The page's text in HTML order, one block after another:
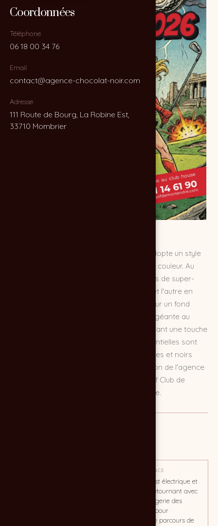
Coordonnées
Téléphone
06 18 00 34 76
Email
contact@agence-chocolat-noir.com
Adresse
111 Route de Bourg, La Robine Est,
33710 Mombrier
Coordonnées
Téléphone
06 18 00 34 76
Email
contact@agence-chocolat-noir.com
Adresse
111 Route de Bourg, La Robine Est,
33710 Mombrier
Cette affiche pour la coupe du club 2026 adopte un style
Comic Book vintage dynamique et haut en couleur. Au
premier plan, un duo de golfeurs aux allures de super-
héros, l'un en armure médiévale-futuriste et l'autre en
tenue héroïque, brandit des clubs de golf sur un fond
d'explosions et d'éclairs. Une balle de golf géante au
visage malicieux surplombe la scène, ajoutant une touche
d'humour et de défi. Les informations essentielles sont
intégrées dans des blocs graphiques rouges et noirs
percutants en bas de page. Cette réalisation de l'agence
CHOCOLAT NOIR dynamise l'image du Golf Club de
Montendre avec une énergie pop et ludique.
TON / AMBIANCE
L'ambiance est électrique et
parodique, détournant avec
humour l'imagerie des
blockbusters pour
transformer le parcours de